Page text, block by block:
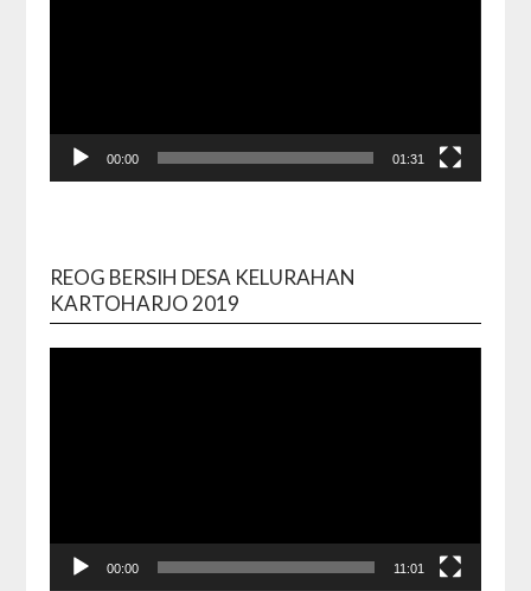
00:00 01:31
REOG BERSIH DESA KELURAHAN
KARTOHARJO 2019
00:00 11:01